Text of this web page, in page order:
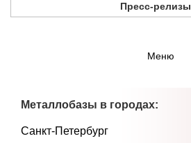
Пресс-релизы
Меню
Металлобазы в городах:
Санкт-Петербург